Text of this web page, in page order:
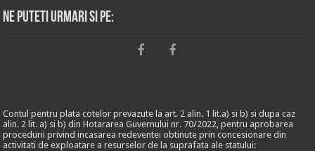
Ne puteti urmari si pe:
Contul pentru plata cotelor prevazute la art. 2 alin. 1 lit.a) si b) si dupa caz
alin. 2 lit. a) si b) din Hotararea Guvernului nr. 70/2022, pentru aprobarea
procedurii privind incasarea redeventei obtinute prin concesionare din
activitati de exploatare a resurselor de la suprafata ale statului: